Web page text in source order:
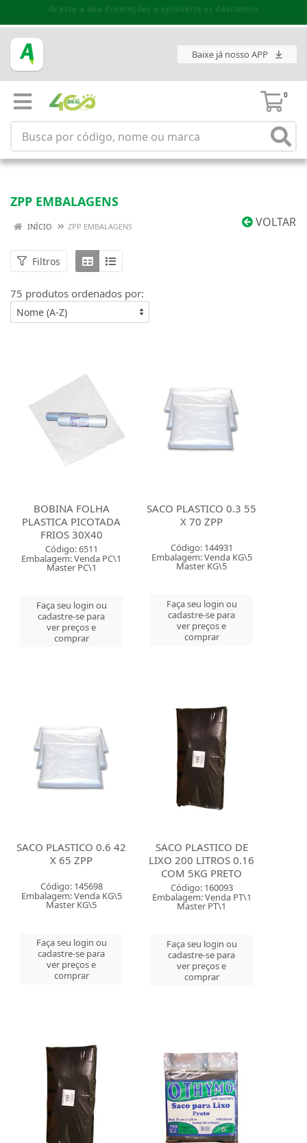
Espaço do Fornecedor disponível no acesso superior
Baixe já nosso APP
0
ZPP EMBALAGENS
VOLTAR
INÍCIO ZPP EMBALAGENS
Filtros
75 produtos ordenados por:
BOBINA FOLHA
PLASTICA PICOTADA
FRIOS 30X40
Código: 6511
Embalagem: Venda PC\1
Master PC\1
Faça seu login ou
cadastre-se para
ver preços e
comprar
SACO PLASTICO 0.3 55
X 70 ZPP
Código: 144931
Embalagem: Venda KG\5
Master KG\5
Faça seu login ou
cadastre-se para
ver preços e
comprar
SACO PLASTICO 0.6 42
X 65 ZPP
Código: 145698
Embalagem: Venda KG\5
Master KG\5
Faça seu login ou
cadastre-se para
ver preços e
comprar
SACO PLASTICO DE
LIXO 200 LITROS 0.16
COM 5KG PRETO
Código: 160093
Embalagem: Venda PT\1
Master PT\1
Faça seu login ou
cadastre-se para
ver preços e
comprar